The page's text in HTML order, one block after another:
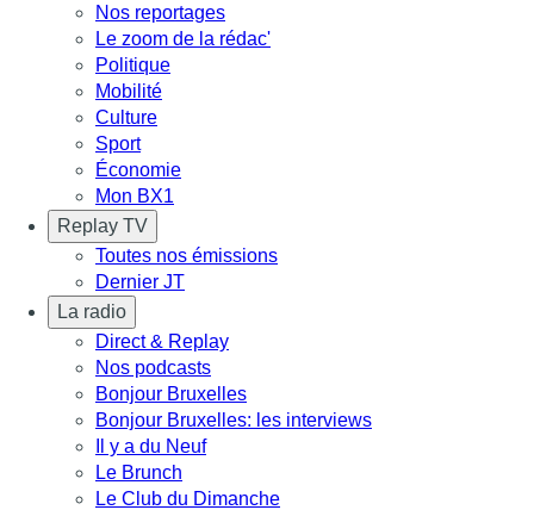
Nos reportages
Le zoom de la rédac'
Politique
Mobilité
Culture
Sport
Économie
Mon BX1
Replay TV
Toutes nos émissions
Dernier JT
La radio
Direct & Replay
Nos podcasts
Bonjour Bruxelles
Bonjour Bruxelles: les interviews
Il y a du Neuf
Le Brunch
Le Club du Dimanche